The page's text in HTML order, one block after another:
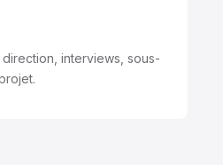
direction, interviews, sous-